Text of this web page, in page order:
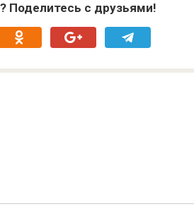
Поделитесь с друзьями!